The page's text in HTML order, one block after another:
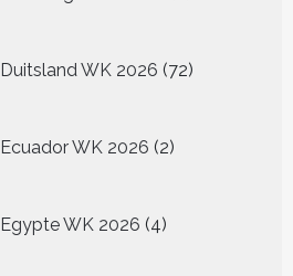
producten
Duitsland WK 2026 72
producten
Ecuador WK 2026 2
producten
Egypte WK 2026 4
producten